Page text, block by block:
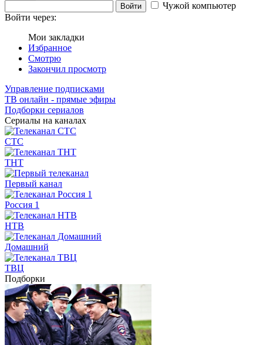
Войти
Чужой компьютер
Войти через:
Мои закладки
Избранное
Смотрю
Закончил просмотр
Управление подписками
ТВ онлайн - прямые эфиры
Подборки сериалов
Сериалы на каналах
СТС
ТНТ
Первый канал
Россия 1
НТВ
Домашний
ТВЦ
Подборки